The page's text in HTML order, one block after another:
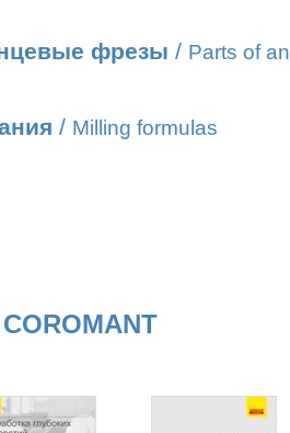
фрезы / Parts of an
/ Milling formulas